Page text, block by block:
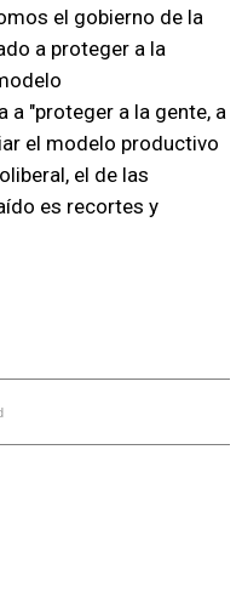
el gobierno de la
a proteger a la
a "proteger a la gente, a
el modelo productivo
el de las
es recortes y